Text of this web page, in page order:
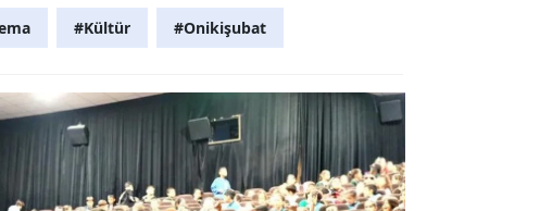
#Kültür #Onikişubat